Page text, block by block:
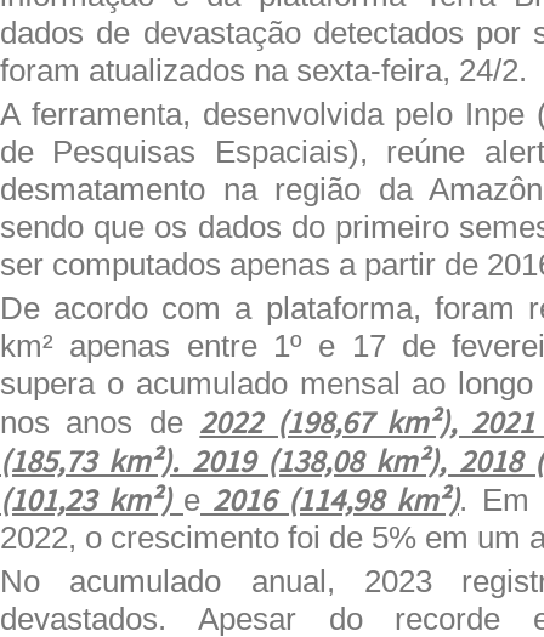
dados de devastação detectados por
foram atualizados na sexta-feira, 24/2.
A ferramenta, desenvolvida pelo Inpe
de Pesquisas Espaciais), reúne
desmatamento na região da
sendo que os dados do primeiro
ser computados apenas a partir de
De acordo com a plataforma, foram
km² apenas entre 1º e 17 de
supera o acumulado mensal ao
nos anos de 2022 (198,67 km²),
(185,73 km²). 2019 (138,08 km²), 2018
(101,23 km²) e 2016 (114,98 km²). Em
2022, o crescimento foi de 5% em um
No acumulado anual, 2023
devastados. Apesar do recorde